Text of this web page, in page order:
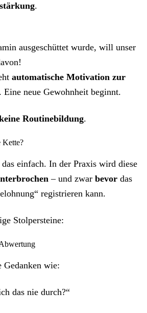
.
ausgeschüttet wurde, will unser
automatische Motivation zur
. Eine neue Gewohnheit beginnt.
Routinebildung.
Kette?
einfach. In der Praxis wird diese
– und zwar bevor das
registrieren kann.
Stolpersteine:
Gedanken wie:
das nie durch?“